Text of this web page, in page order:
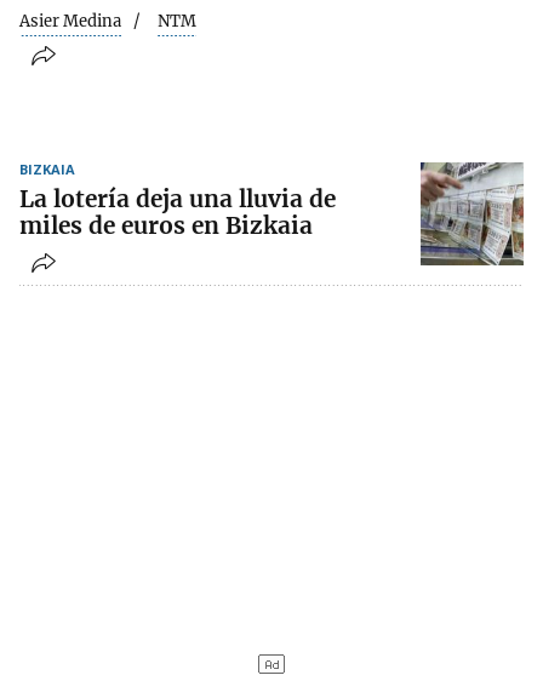
Asier Medina NTM
BIZKAIA
La lotería deja una lluvia de
miles de euros en Bizkaia